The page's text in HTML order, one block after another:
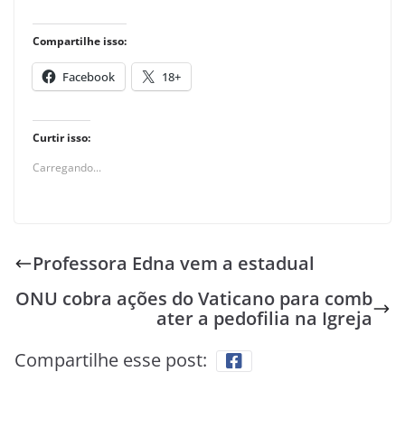
Compartilhe isso:
Facebook 18+
Curtir isso:
Carregando...
Professora Edna vem a estadual
ONU cobra ações do Vaticano para comb
ater a pedofilia na Igreja
Compartilhe esse post: